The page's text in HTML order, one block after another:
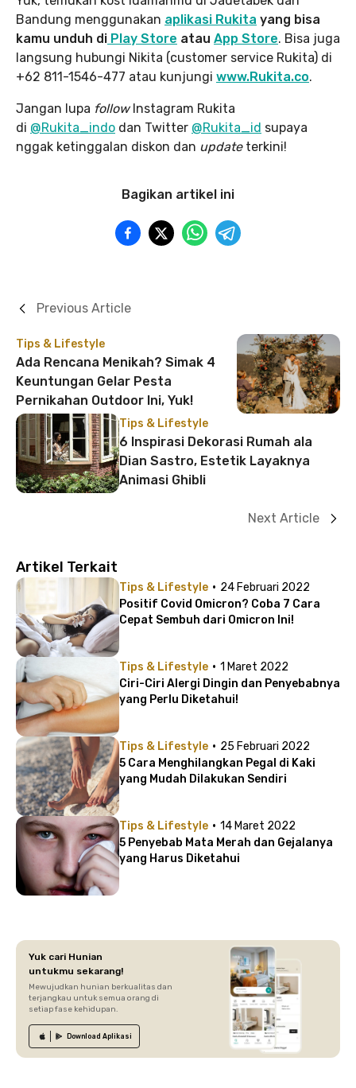
Bandung menggunakan aplikasi Rukita yang bisa
kamu unduh di Play Store atau App Store. Bisa juga
langsung hubungi Nikita (customer service Rukita) di
+62 811-1546-477 atau kunjungi www.Rukita.co.
Jangan lupa followInstagram Rukita
di @Rukita_indo dan Twitter @Rukita_id supaya
nggak ketinggalan diskon dan update terkini!
Bagikan artikel ini
Tips & Lifestyle
Ada Rencana Menikah? Simak 4
Keuntungan Gelar Pesta
Pernikahan Outdoor Ini, Yuk!
Previous Article
Tips & Lifestyle
6 Inspirasi Dekorasi Rumah ala
Dian Sastro, Estetik Layaknya
Animasi Ghibli
Next Article
Artikel Terkait
Tips & Lifestyle · 24 Februari 2022
Positif Covid Omicron? Coba 7 Cara
Cepat Sembuh dari Omicron Ini!
Tips & Lifestyle · 1 Maret 2022
Ciri-Ciri Alergi Dingin dan Penyebabnya
yang Perlu Diketahui!
Tips & Lifestyle · 25 Februari 2022
5 Cara Menghilangkan Pegal di Kaki
yang Mudah Dilakukan Sendiri
Tips & Lifestyle · 14 Maret 2022
5 Penyebab Mata Merah dan Gejalanya
yang Harus Diketahui
Yuk cari Hunian
untukmu sekarang!
Mewujudkan hunian berkualitas dan
terjangkau untuk semua orang di
setiap fase kehidupan.
Download Aplikasi